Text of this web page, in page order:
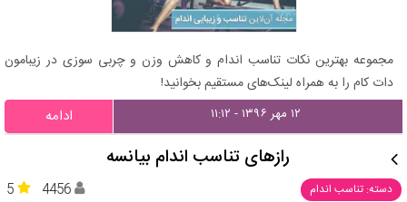
مجموعه بهترین نکات تناسب اندام و کاهش وزن و چربی سوزی در زیبامون
دات کام را به همراه لینک‌های مستقیم بخوانید!
۱۲ مهر ۱۳۹۶ - ۱۱:۱۲ ادامه
رازهای تناسب اندام بیانسه
دسته: تناسب اندام 5 4456